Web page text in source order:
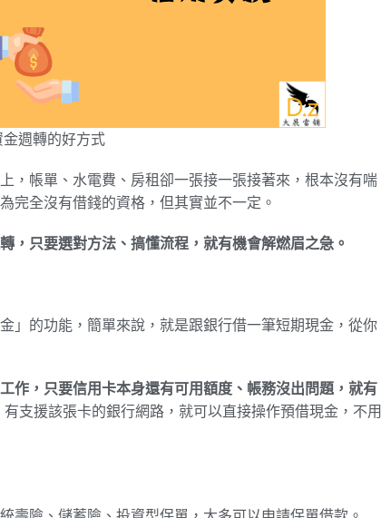
金週轉的好方式
，帳單、水電費、房租卻一張接一張接著來，根本沒有喘
完全沒有借錢的資格，但其實並不一定。
，只要選對方法、搞懂流程，就有機會解燃眉之急。
」的功能，簡單來說，就是跟銀行借一筆短期現金，從你
作，只要信用卡本身還有可用額度、帳務沒出問題，就有
支援該張卡的銀行網路，就可以直接操作預借現金，不用